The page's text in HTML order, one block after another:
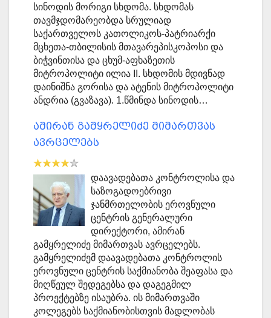
სინოდის მორიგი სხდომა. სხდომას
თავმჯდომარეობდა სრულიად
საქართველოს კათოლიკოს-პატრიარქი
მცხეთა-თბილისის მთავარეპისკოპოსი და
ბიჭვინთისა და ცხუმ-აფხაზეთის
მიტროპოლიტი ილია II. სხდომის მდივნად
დაინიშნა გორისა და ატენის მიტროპოლიტი
ანდრია (გვაზავა). 1.წმინდა სინოდის…
ამირან გამყრელიძე მიმართვას
ავრცელებს
დაავადებათა კონტროლისა და
საზოგადოებრივი
ჯანმრთელობის ეროვნული
ცენტრის გენერალური
დირექტორი, ამირან
გამყრელიძე მიმართვას ავრცელებს.
გამყრელიძემ დაავადებათა კონტროლის
ეროვნული ცენტრის საქმიანობა შეაფასა და
მიღწეულ შედეგებსა და დაგეგმილ
პროექტებზე ისაუბრა. ის მიმართვაში
კოლეგებს საქმიანობისთვის მადლობას